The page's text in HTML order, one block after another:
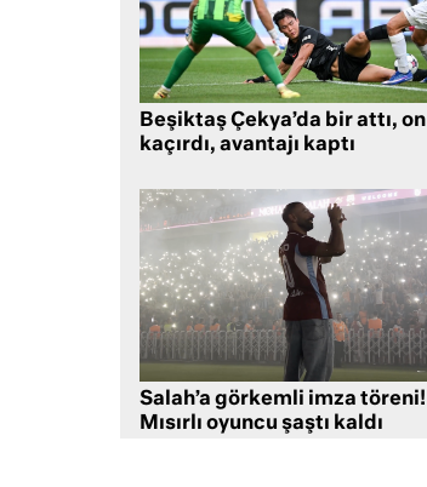
Beşiktaş Çekya’da bir attı, on
kaçırdı, avantajı kaptı
Salah’a görkemli imza töreni!
Mısırlı oyuncu şaştı kaldı